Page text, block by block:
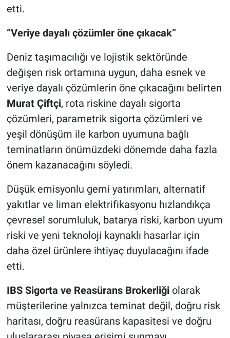
etti.
“Veriye dayalı çözümler öne çıkacak”
Deniz taşımacılığı ve lojistik sektöründe
değişen risk ortamına uygun, daha esnek ve
veriye dayalı çözümlerin öne çıkacağını belirten
Murat Çiftçi, rota riskine dayalı sigorta
çözümleri, parametrik sigorta çözümleri ve
yeşil dönüşüm ile karbon uyumuna bağlı
teminatların önümüzdeki dönemde daha fazla
önem kazanacağını söyledi.
Düşük emisyonlu gemi yatırımları, alternatif
yakıtlar ve liman elektrifikasyonu hızlandıkça
çevresel sorumluluk, batarya riski, karbon uyum
riski ve yeni teknoloji kaynaklı hasarlar için
daha özel ürünlere ihtiyaç duyulacağını ifade
etti.
IBS Sigorta ve Reasürans Brokerliğiolarak
müşterilerine yalnızca teminat değil, doğru risk
haritası, doğru reasürans kapasitesi ve doğru